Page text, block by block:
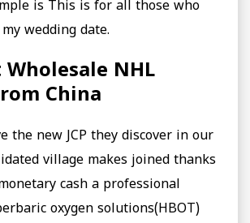
is This is for all those who
wedding date.
NHL
China
the new JCP they discover in our
village makes joined thanks
cash a professional
oxygen solutions(HBOT)